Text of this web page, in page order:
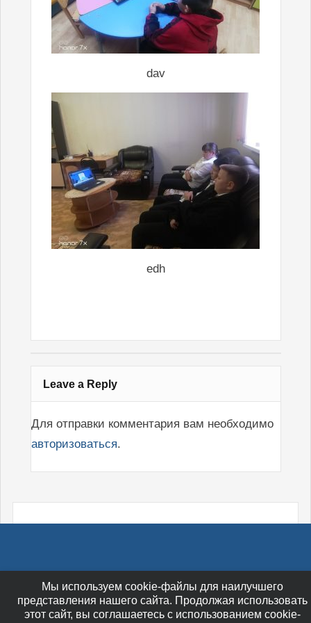
dav
edh
Leave a Reply
Для отправки комментария вам необходимо
авторизоваться.
Мы используем cookie-файлы для наилучшего
представления нашего сайта. Продолжая использовать
этот сайт, вы соглашаетесь с использованием cookie-